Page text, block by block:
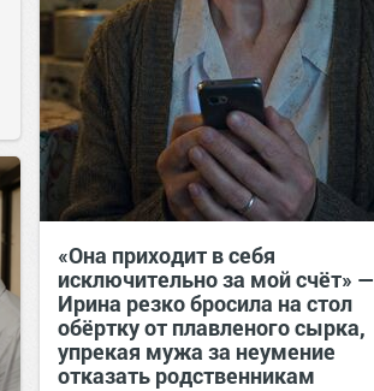
«Она приходит в себя
исключительно за мой счёт» —
Ирина резко бросила на стол
обёртку от плавленого сырка,
упрекая мужа за неумение
отказать родственникам